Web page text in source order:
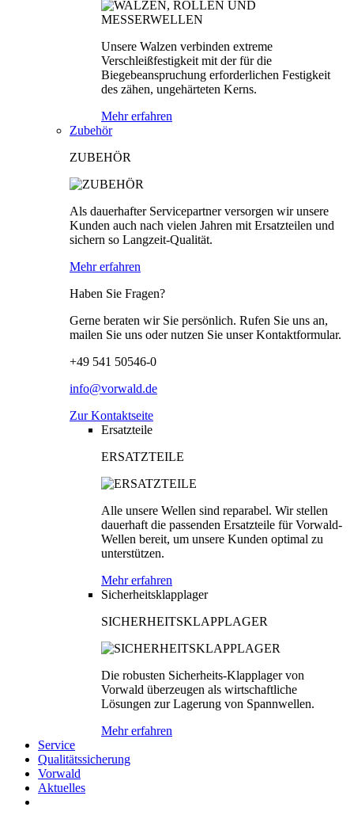
Unsere Walzen verbinden extreme
Verschleißfestigkeit mit der für die
Biegebeanspruchung erforderlichen Festigkeit
des zähen, ungehärteten Kerns.
Mehr erfahren
Zubehör
ZUBEHÖR
Als dauerhafter Servicepartner versorgen wir unsere
Kunden auch nach vielen Jahren mit Ersatzteilen und
sichern so Langzeit-Qualität.
Mehr erfahren
Haben Sie Fragen?
Gerne beraten wir Sie persönlich. Rufen Sie uns an,
mailen Sie uns oder nutzen Sie unser Kontaktformular.
+49 541 50546-0
info@vorwald.de
Zur Kontaktseite
Ersatzteile
ERSATZTEILE
Alle unsere Wellen sind reparabel. Wir stellen
dauerhaft die passenden Ersatzteile für Vorwald-
Wellen bereit, um unsere Kunden optimal zu
unterstützen.
Mehr erfahren
Sicherheitsklapplager
SICHERHEITSKLAPPLAGER
Die robusten Sicherheits-Klapplager von
Vorwald überzeugen als wirtschaftliche
Lösungen zur Lagerung von Spannwellen.
Mehr erfahren
Service
Qualitätssicherung
Vorwald
Aktuelles